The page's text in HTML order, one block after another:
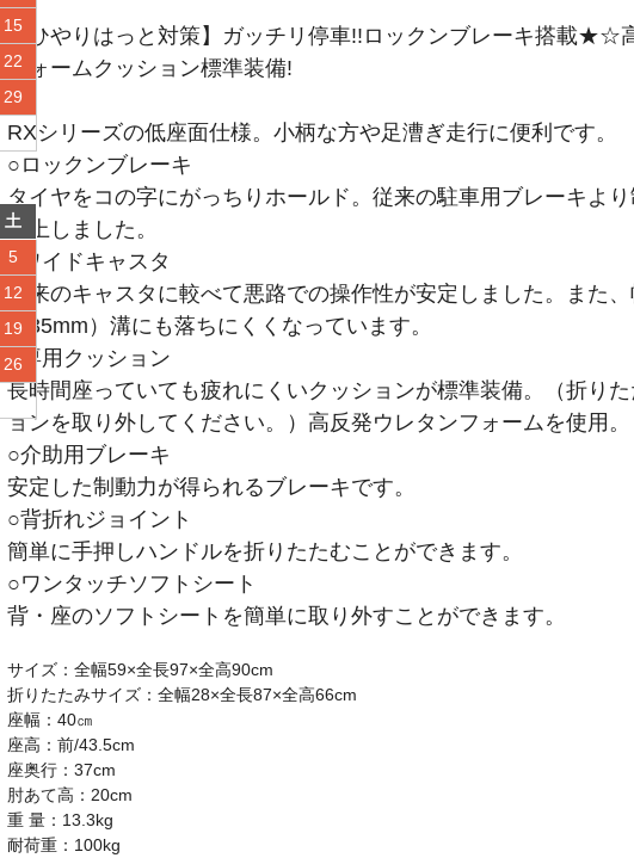
【ひやりはっと対策】ガッチリ停車!!ロックンブレーキ搭載★☆
フォームクッション標準装備!
RXシリーズの低座面仕様。小柄な方や足漕ぎ走行に便利です。
○ロックンブレーキ
タイヤをコの字にがっちりホールド。従来の駐車用ブレーキよ
向上しました。
○ワイドキャスタ
従来のキャスタに較べて悪路での操作性が安定しました。また
（35mm）溝にも落ちにくくなっています。
○専用クッション
長時間座っていても疲れにくいクッションが標準装備。（折り
ョンを取り外してください。）高反発ウレタンフォームを使用。
○介助用ブレーキ
安定した制動力が得られるブレーキです。
○背折れジョイント
簡単に手押しハンドルを折りたたむことができます。
○ワンタッチソフトシート
背・座のソフトシートを簡単に取り外すことができます。
サイズ：全幅59×全長97×全高90cm
折りたたみサイズ：全幅28×全長87×全高66cm
座幅：40㎝
座高：前/43.5cm
座奥行：37cm
肘あて高：20cm
重 量：13.3kg
耐荷重：100kg
15
22
29
土
5
12
19
26